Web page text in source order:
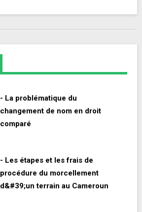
- La problématique du
changement de nom en droit
comparé
- Les étapes et les frais de
procédure du morcellement
d&#39;un terrain au Cameroun